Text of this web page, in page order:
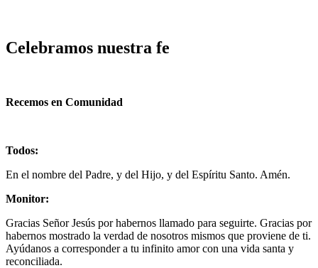
Celebramos nuestra fe
Recemos en Comunidad
Todos:
En el nombre del Padre, y del Hijo, y del Espíritu Santo. Amén.
Monitor:
Gracias Señor Jesús por habernos llamado para seguirte. Gracias por
habernos mos­trado la verdad de nosotros mismos que proviene de ti.
Ayúdanos a corresponder a tu infinito amor con una vida santa y
reconciliada.